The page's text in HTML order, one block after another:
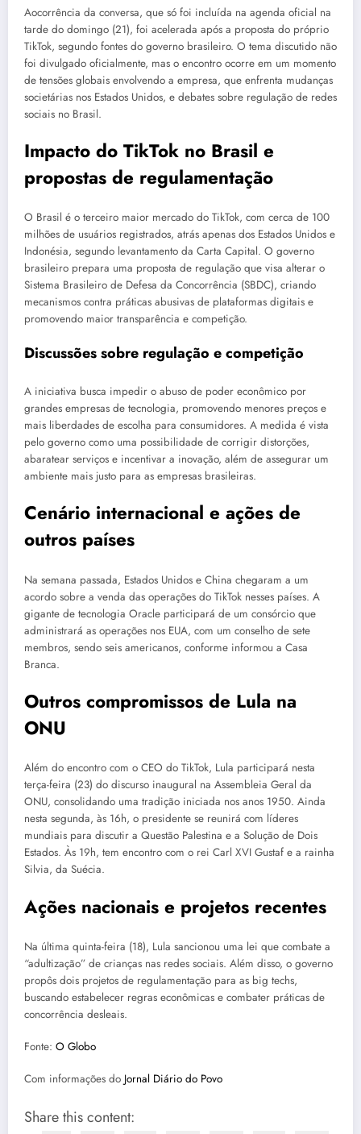
Aocorrência da conversa, que só foi incluída na agenda oficial na
tarde do domingo (21), foi acelerada após a proposta do próprio
TikTok, segundo fontes do governo brasileiro. O tema discutido não
foi divulgado oficialmente, mas o encontro ocorre em um momento
de tensões globais envolvendo a empresa, que enfrenta mudanças
societárias nos Estados Unidos, e debates sobre regulação de redes
sociais no Brasil.
Impacto do TikTok no Brasil e
propostas de regulamentação
O Brasil é o terceiro maior mercado do TikTok, com cerca de 100
milhões de usuários registrados, atrás apenas dos Estados Unidos e
Indonésia, segundo levantamento da Carta Capital. O governo
brasileiro prepara uma proposta de regulação que visa alterar o
Sistema Brasileiro de Defesa da Concorrência (SBDC), criando
mecanismos contra práticas abusivas de plataformas digitais e
promovendo maior transparência e competição.
Discussões sobre regulação e competição
A iniciativa busca impedir o abuso de poder econômico por
grandes empresas de tecnologia, promovendo menores preços e
mais liberdades de escolha para consumidores. A medida é vista
pelo governo como uma possibilidade de corrigir distorções,
abaratear serviços e incentivar a inovação, além de assegurar um
ambiente mais justo para as empresas brasileiras.
Cenário internacional e ações de
outros países
Na semana passada, Estados Unidos e China chegaram a um
acordo sobre a venda das operações do TikTok nesses países. A
gigante de tecnologia Oracle participará de um consórcio que
administrará as operações nos EUA, com um conselho de sete
membros, sendo seis americanos, conforme informou a Casa
Branca.
Outros compromissos de Lula na
ONU
Além do encontro com o CEO do TikTok, Lula participará nesta
terça-feira (23) do discurso inaugural na Assembleia Geral da
ONU, consolidando uma tradição iniciada nos anos 1950. Ainda
nesta segunda, às 16h, o presidente se reunirá com líderes
mundiais para discutir a Questão Palestina e a Solução de Dois
Estados. Às 19h, tem encontro com o rei Carl XVI Gustaf e a rainha
Silvia, da Suécia.
Ações nacionais e projetos recentes
Na última quinta-feira (18), Lula sancionou uma lei que combate a
“adultização” de crianças nas redes sociais. Além disso, o governo
propôs dois projetos de regulamentação para as big techs,
buscando estabelecer regras econômicas e combater práticas de
concorrência desleais.
Fonte: O Globo
Com informações do Jornal Diário do Povo
Share this content: